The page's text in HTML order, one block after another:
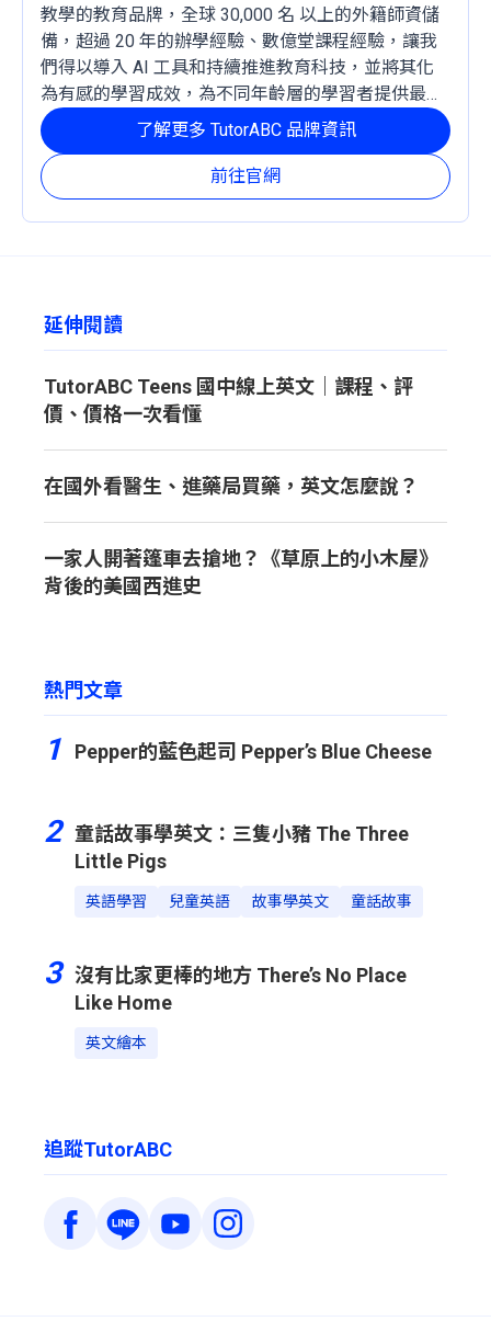
教學的教育品牌，全球 30,000 名 以上的外籍師資儲
備，超過 20 年的辦學經驗、數億堂課程經驗，讓我
們得以導入 AI 工具和持續推進教育科技，並將其化
為有感的學習成效，為不同年齡層的學習者提供最穩
定且有效的成長路徑。
前往官網
了解更多 TutorABC 品牌資訊
延伸閱讀
TutorABC Teens 國中線上英文｜課程、評
價、價格一次看懂
在國外看醫生、進藥局買藥，英文怎麼說？
一家人開著篷車去搶地？《草原上的小木屋》
背後的美國西進史
熱門文章
1 Pepper的藍色起司 Pepper’s Blue Cheese
2 童話故事學英文：三隻小豬 The Three
Little Pigs
英語學習 兒童英語 故事學英文 童話故事
3 沒有比家更棒的地方 There’s No Place
Like Home
英文繪本
追蹤TutorABC